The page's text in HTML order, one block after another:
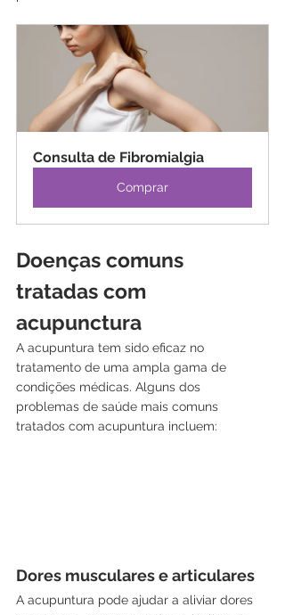
Consulta de Fibromialgia
Comprar
Doenças comuns
tratadas com
acupunctura
A acupuntura tem sido eficaz no
tratamento de uma ampla gama de
condições médicas. Alguns dos
problemas de saúde mais comuns
tratados com acupuntura incluem:
Dores musculares e articulares
A acupuntura pode ajudar a aliviar dores